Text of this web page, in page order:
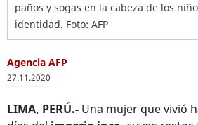
paños y sogas en la cabeza de los
identidad. Foto: AFP
Agencia AFP
27.11.2020
LIMA, PERÚ.- Una mujer que vivió